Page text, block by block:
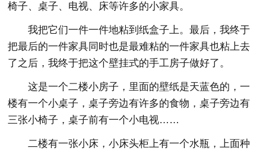
椅子、桌子、电视、床等许多的小家具。
我把它们一件一件地粘到纸盒子上。最后，我终于
把最后的一件家具同时也是最难粘的一件家具也粘上去
了之后，我终于把这个壁挂式的手工房子做好了。
这是一个二楼小房子，里面的壁纸是天蓝色的，一
楼有一个小桌子，桌子旁边有许多的食物，桌子旁边有
三张小椅子，桌子前有一个小电视……
二楼有一张小床，小床头柜上有一个水瓶，上面种